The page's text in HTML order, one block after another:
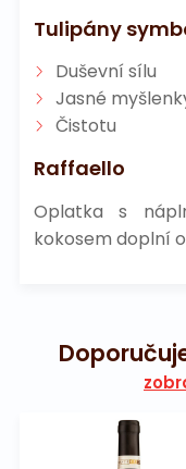
Tulipány
Duševní sílu
Jasné
Čistotu
Raffaello
Oplatka s
kokosem doplní